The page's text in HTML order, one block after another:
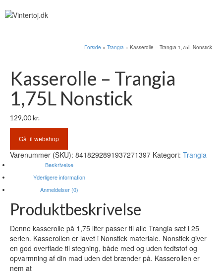
Forside » Trangia » Kasserolle – Trangia 1,75L Nonstick
Kasserolle – Trangia
1,75L Nonstick
129,00kr.
Gå til webshop
Varenummer (SKU): 8418292891937271397 Kategori: Trangia
Beskrivelse
Yderligere information
Anmeldelser (0)
Produktbeskrivelse
Denne kasserolle på 1,75 liter passer til alle Trangia sæt i 25
serien. Kasserollen er lavet i Nonstick materiale. Nonstick giver
en god overflade til stegning, både med og uden fedtstof og
opvarmning af din mad uden det brænder på. Kasserollen er
nem at